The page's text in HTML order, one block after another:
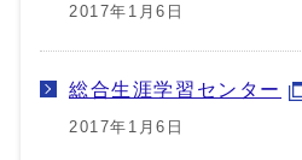
2017年1月6日
総合生涯学習センター
2017年1月6日